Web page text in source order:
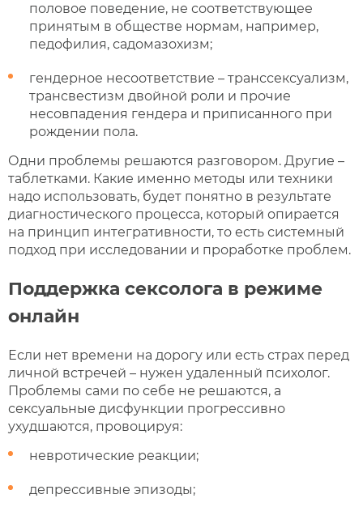
половое поведение, не соответствующее
принятым в обществе нормам, например,
педофилия, садомазохизм;
гендерное несоответствие – транссексуализм,
трансвестизм двойной роли и прочие
несовпадения гендера и приписанного при
рождении пола.
Одни проблемы решаются разговором. Другие –
таблетками. Какие именно методы или техники
надо использовать, будет понятно в результате
диагностического процесса, который опирается
на принцип интегративности, то есть системный
подход при исследовании и проработке проблем.
Поддержка сексолога в режиме
онлайн
Если нет времени на дорогу или есть страх перед
личной встречей – нужен удаленный психолог.
Проблемы сами по себе не решаются, а
сексуальные дисфункции прогрессивно
ухудшаются, провоцируя:
невротические реакции;
депрессивные эпизоды;